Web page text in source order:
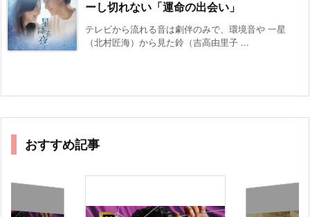
ーし切れない「運命の出会い」
テレビから流れる音は劇伴のみで、環境音や 一星
（北村匠海）から見た鈴（吉高由里子 ...
おすすめ記事